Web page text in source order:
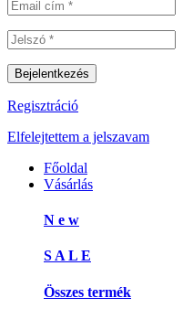
Regisztráció
Elfelejtettem a jelszavam
Főoldal
Vásárlás
N e w
S A L E
Összes termék